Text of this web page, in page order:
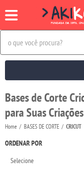
Bases de Corte
para Suas Criações
Home BASES DE CORTE CRICUT
ORDENAR POR
Selecione